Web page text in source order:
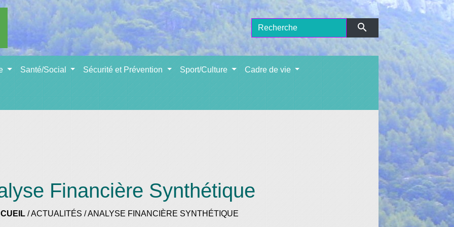
search
Santé/Social Sécurité et Prévention Sport/Culture Cadre de vie
Financière Synthétique
/ACTUALITÉS /ANALYSE FINANCIÈRE SYNTHÉTIQUE